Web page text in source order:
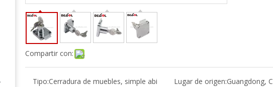
Compartir con:
Tipo:Cerradura de muebles, simple abi
Lugar de origen:Guangdong,